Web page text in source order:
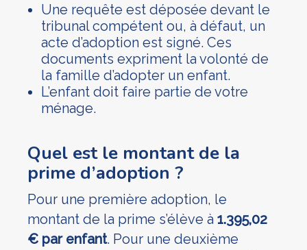
Une requête est déposée devant le
tribunal compétent ou, à défaut, un
acte d’adoption est signé. Ces
documents expriment la volonté de
la famille d’adopter un enfant.
L’enfant doit faire partie de votre
ménage.
Quel est le montant de la
prime d’adoption ?
Pour une première adoption, le
montant de la prime s’élève à 1.395,02
€ par enfant. Pour une deuxième